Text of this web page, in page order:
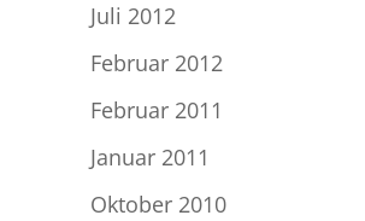
Juli 2012
Februar 2012
Februar 2011
Januar 2011
Oktober 2010